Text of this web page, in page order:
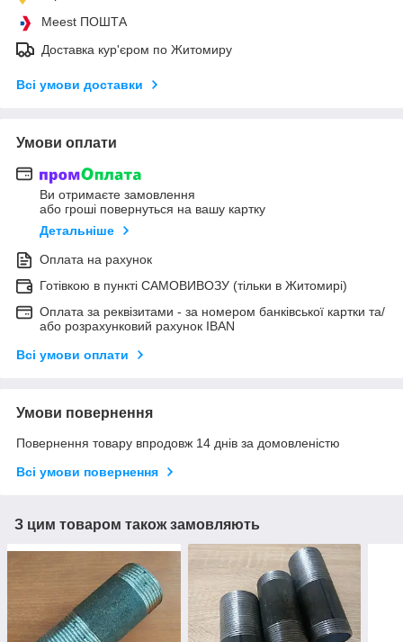
Meest ПОШТА
Доставка кур'єром по Житомиру
Всі умови доставки
Умови оплати
Ви отримаєте замовлення
або гроші повернуться на вашу картку
Детальніше
Оплата на рахунок
Готівкою в пункті САМОВИВОЗУ (тільки в Житомирі)
Оплата за реквізитами - за номером банківської картки та/
або розрахунковий рахунок IBAN
Всі умови оплати
Умови повернення
Повернення товару впродовж 14 днів за домовленістю
Всі умови повернення
З цим товаром також замовляють